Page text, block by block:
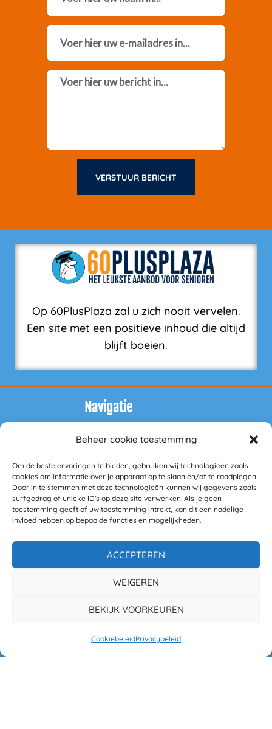
Beheer cookie toestemming
Om de beste ervaringen te bieden, gebruiken wij technologieën zoals
cookies om informatie over je apparaat op te slaan en/of te raadplegen.
Door in te stemmen met deze technologieën kunnen wij gegevens zoals
surfgedrag of unieke ID's op deze site verwerken. Als je geen
toestemming geeft of uw toestemming intrekt, kan dit een nadelige
invloed hebben op bepaalde functies en mogelijkheden.
ACCEPTEREN
WEIGEREN
BEKIJK VOORKEUREN
CookiebeleidPrivacybeleid
Message
VERSTUUR BERICHT
Op 60PlusPlaza zal u zich nooit vervelen.
Een site met een positieve inhoud die altijd
blijft boeien.
Navigatie
Zakelijk
Privacybeleid
Algemene voorwaarden
Cookiebeleid EU
Contactgegevens
60PlusPlaza
Hofdeal 160
5664GS Geldrop